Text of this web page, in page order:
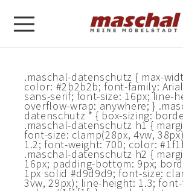
.maschal-datenschutz { max-
color: #2b2b2b; font-family:
sans-serif; font-size: 16px; line-
overflow-wrap: anywhere; }
datenschutz * { box-sizing:
.maschal-datenschutz h1 {
font-size: clamp(28px, 4vw,
1.2; font-weight: 700; color:
.maschal-datenschutz h2 {
16px; padding-bottom: 9px;
1px solid #d9d9d9; font-size:
3vw, 29px); line-height: 1.3;